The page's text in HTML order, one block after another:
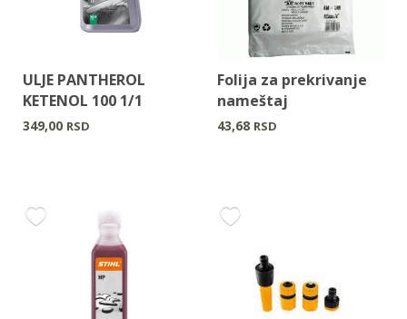
ULJE PANTHEROL
KETENOL 100 1/1
349,00 RSD
Folija za prekrivanje
nameštaj
43,68 RSD